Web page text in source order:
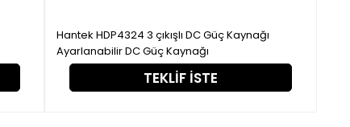
TEKLIF İSTE
Hantek HDP4324 3 çıkışlı DC Güç Kaynağı
Ayarlanabilir DC Güç Kaynağı